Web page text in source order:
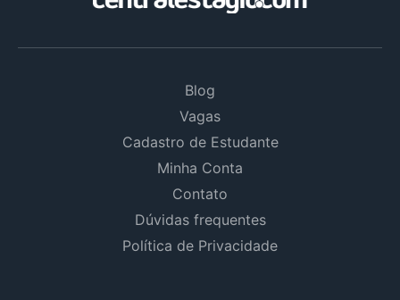
Blog
Vagas
Cadastro de Estudante
Minha Conta
Contato
Dúvidas frequentes
Política de Privacidade